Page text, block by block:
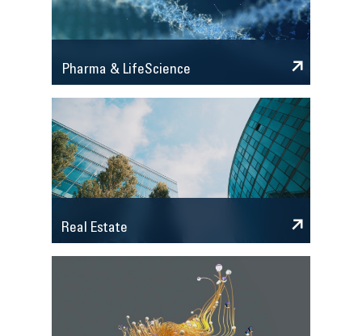
Pharma & LifeScience
Real Estate